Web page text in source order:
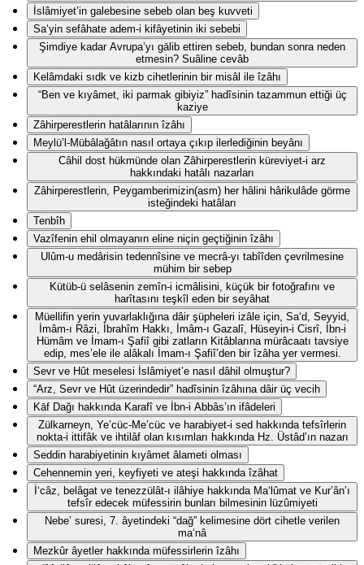
İslâmiyet’in galebesine sebeb olan beş kuvveti
Sa‘yin sefâhate adem-i kifâyetinin iki sebebi
Şimdiye kadar Avrupa’yı gālib ettiren sebeb, bundan sonra neden
etmesin? Suâline cevâb
Kelâmdaki sıdk ve kizb cihetlerinin bir misâl ile îzâhı
“Ben ve kıyâmet, iki parmak gibiyiz” hadîsinin tazammun ettiği üç
kaziye
Zâhirperestlerin hatâlarının îzâhı
Meylü’l-Mübâlağâtın nasıl ortaya çıkıp ilerlediğinin beyânı
Câhil dost hükmünde olan Zâhirperestlerin küreviyet-i arz
hakkındaki hatâlı nazarları
Zâhirperestlerin, Peygamberimizin(asm) her hâlini hârikulâde görme
isteğindeki hatâları
Tenbîh
Vazîfenin ehil olmayanın eline niçin geçtiğinin îzâhı
Ulûm-u medârisin tedennîsine ve mecrâ-yı tabîîden çevrilmesine
mühim bir sebep
Kütüb-ü selâsenin zemîn-i icmâlisini, küçük bir fotoğrafını ve
harîtasını teşkîl eden bir seyâhat
Müellifin yerin yuvarlaklığına dâir şüpheleri izâle için, Sa‘d, Seyyid,
İmâm-ı Râzi, İbrahîm Hakkı, İmâm-ı Gazalî, Hüseyin-i Cisrî, İbn-i
Hümâm ve İmam-ı Şafiî gibi zatların Kitâblarına mürâcaatı tavsiye
edip, mes’ele ile alâkalı İmam-ı Şafiî’den bir îzâha yer vermesi.
Sevr ve Hût meselesi İslâmiyet’e nasıl dâhil olmuştur?
“Arz, Sevr ve Hût üzerindedir” hadîsinin îzâhına dâir üç vecih
Kāf Dağı hakkında Karafî ve İbn-i Abbâs’ın ifâdeleri
Zülkarneyn, Ye’cüc-Me’cüc ve harabiyet-i sed hakkında tefsîrlerin
nokta-i ittifâk ve ihtilâf olan kısımları hakkında Hz. Üstâd’ın nazarı
Seddin harabiyetinin kıyâmet âlameti olması
Cehennemin yeri, keyfiyeti ve ateşi hakkında îzâhat
İ‘câz, belâgat ve tenezzülât-ı ilâhiye hakkında Ma‘lûmat ve Kur’ân’ı
tefsîr edecek müfessirin bunları bilmesinin lüzûmiyeti
Nebe’ suresi, 7. âyetindeki “dağ” kelimesine dört cihetle verilen
ma‘nâ
Mezkûr âyetler hakkında müfessirlerin îzâhı